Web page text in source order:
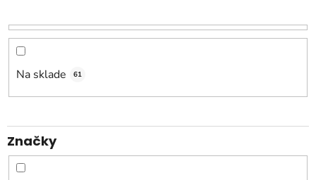
e
p
o
d
k
t
o
Na sklade 61
Značky